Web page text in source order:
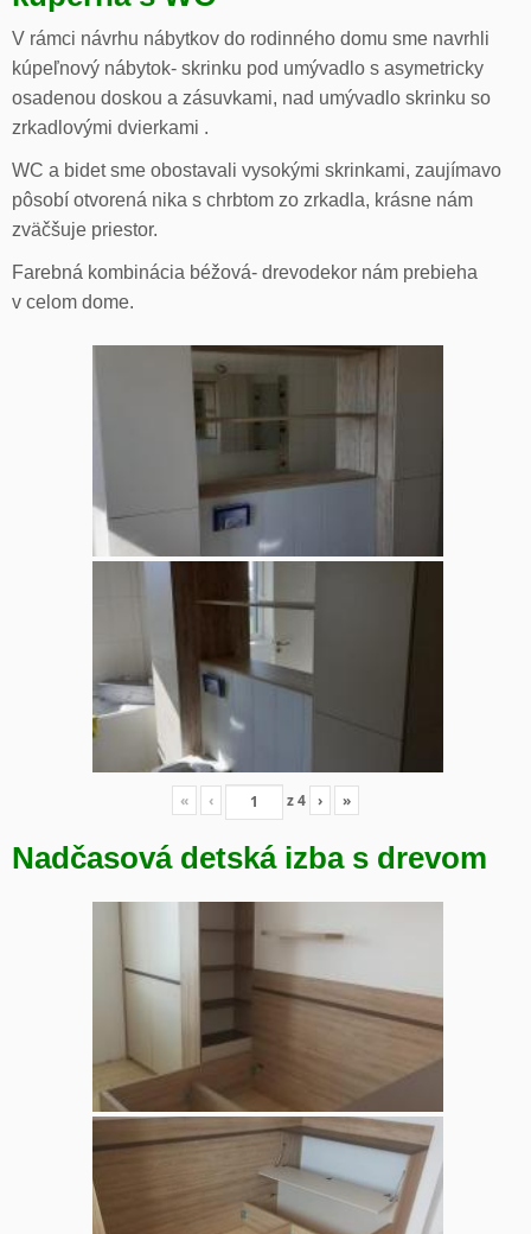
V rámci návrhu nábytkov do rodinného domu sme navrhli
kúpeľnový nábytok- skrinku pod umývadlo s asymetricky
osadenou doskou a zásuvkami, nad umývadlo skrinku so
zrkadlovými dvierkami .
WC a bidet sme obostavali vysokými skrinkami, zaujímavo
pôsobí otvorená nika s chrbtom zo zrkadla, krásne nám
zväčšuje priestor.
Farebná kombinácia béžová- drevodekor nám prebieha
v celom dome.
« ‹ z4 › »
Nadčasová detská izba s drevom